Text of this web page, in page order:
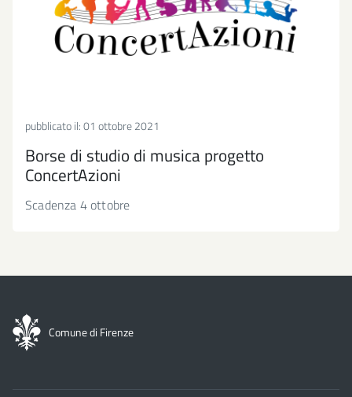
pubblicato il:01 ottobre 2021
Borse di studio di musica progetto
ConcertAzioni
Scadenza 4 ottobre
Comune di Firenze